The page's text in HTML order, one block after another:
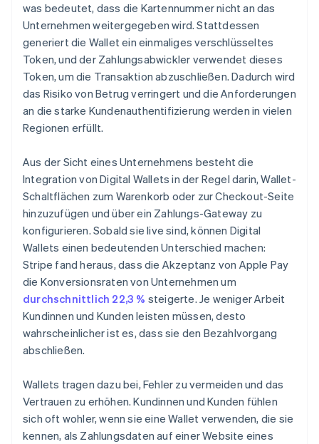
was bedeutet, dass die Kartennummer nicht an das
Unternehmen weitergegeben wird. Stattdessen
generiert die Wallet ein einmaliges verschlüsseltes
Token, und der Zahlungsabwickler verwendet dieses
Token, um die Transaktion abzuschließen. Dadurch wird
das Risiko von Betrug verringert und die Anforderungen
an die starke Kundenauthentifizierung werden in vielen
Regionen erfüllt.
Aus der Sicht eines Unternehmens besteht die
Integration von Digital Wallets in der Regel darin, Wallet-
Schaltflächen zum Warenkorb oder zur Checkout-Seite
hinzuzufügen und über ein Zahlungs-Gateway zu
konfigurieren. Sobald sie live sind, können Digital
Wallets einen bedeutenden Unterschied machen:
Stripe fand heraus, dass die Akzeptanz von Apple Pay
die Konversionsraten von Unternehmen um
durchschnittlich 22,3 % steigerte. Je weniger Arbeit
Kundinnen und Kunden leisten müssen, desto
wahrscheinlicher ist es, dass sie den Bezahlvorgang
abschließen.
Wallets tragen dazu bei, Fehler zu vermeiden und das
Vertrauen zu erhöhen. Kundinnen und Kunden fühlen
sich oft wohler, wenn sie eine Wallet verwenden, die sie
kennen, als Zahlungsdaten auf einer Website eines